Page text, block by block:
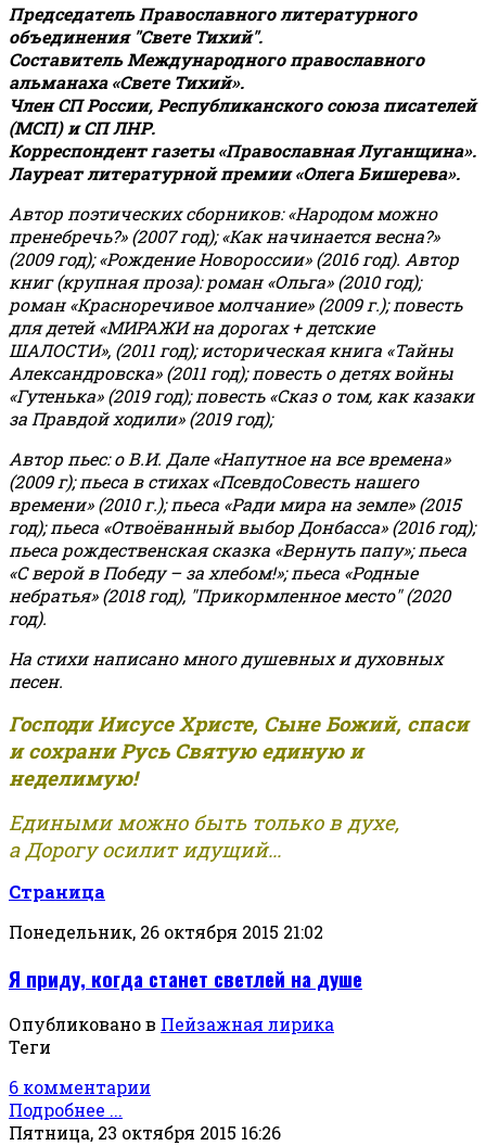
Председатель Православного литературного
объединения "Свете Тихий".
Составитель Международного православного
альманаха «Свете Тихий».
Член СП России, Республиканского союза писателей
(МСП) и СП ЛНР.
Корреспондент газеты «Православная Луганщина».
Лауреат литературной премии «Олега Бишерева».
Автор поэтических сборников: «Народом можно
пренебречь?» (2007 год); «Как начинается весна?»
(2009 год); «Рождение Новороссии» (2016 год). Автор
книг (крупная проза): роман «Ольга» (2010 год);
роман «Красноречивое молчание» (2009 г.); повесть
для детей «МИРАЖИ на дорогах + детские
ШАЛОСТИ», (2011 год); историческая книга «Тайны
Александровска» (2011 год); повесть о детях войны
«Гутенька» (2019 год); повесть «Сказ о том, как казаки
за Правдой ходили» (2019 год);
Автор пьес: о В.И. Дале «Напутное на все времена»
(2009 г); пьеса в стихах «ПсевдоСовесть нашего
времени» (2010 г.); пьеса «Ради мира на земле» (2015
год); пьеса «Отвоёванный выбор Донбасса» (2016 год);
пьеса рождественская сказка «Вернуть папу»; пьеса
«С верой в Победу – за хлебом!»;пьеса «Родные
небратья» (2018 год), "Прикормленное место" (2020
год).
На стихи написано много душевных и духовных
песен.
Господи Иисусе Христе, Сыне Божий, спаси
и сохрани Русь Святую единую и
неделимую!
Едиными можно быть только в духе,
а Дорогу осилит идущий...
Страница
Понедельник, 26 октября 2015 21:02
Я приду, когда станет светлей на душе
Опубликовано в Пейзажная лирика
Теги
6 комментарии
Подробнее ...
Пятница, 23 октября 2015 16:26